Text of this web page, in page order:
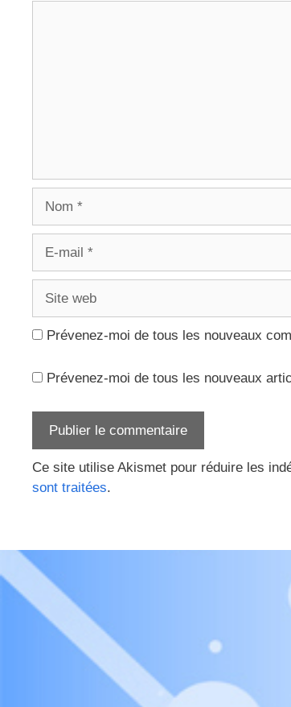
Prévenez-moi de tous les nouveaux
Prévenez-moi de tous les nouveaux
Ce site utilise Akismet pour réduire les
sont traitées.